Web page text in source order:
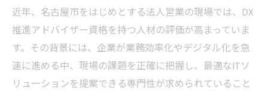
近年、名古屋市をはじめとする法人営業の現場では、DX
推進アドバイザー資格を持つ人材の評価が高まっていま
す。その背景には、企業が業務効率化やデジタル化を急
速に進める中、現場の課題を正確に把握し、最適なITソ
リューションを提案できる専門性が求められていること